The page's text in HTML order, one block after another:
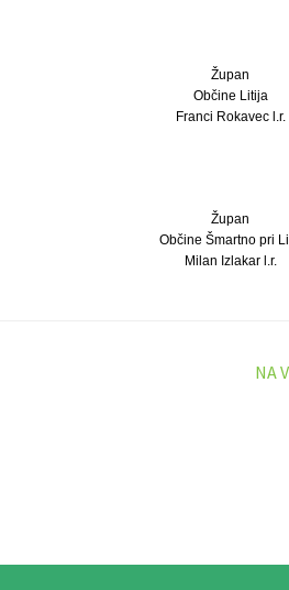
Župan
Občine Litija
Franci Rokavec l.r.
Župan
Občine Šmartno pri
Milan Izlakar l.r.
NA